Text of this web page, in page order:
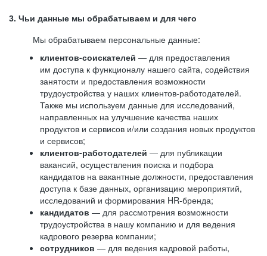
3. Чьи данные мы обрабатываем и для чего
Мы обрабатываем персональные данные:
клиентов-соискателей — для предоставления
им доступа к функционалу нашего сайта, содействия
занятости и предоставления возможности
трудоустройства у наших клиентов-работодателей.
Также мы используем данные для исследований,
направленных на улучшение качества наших
продуктов и сервисов и/или создания новых продуктов
и сервисов;
клиентов-работодателей — для публикации
вакансий, осуществления поиска и подбора
кандидатов на вакантные должности, предоставления
доступа к базе данных, организацию мероприятий,
исследований и формирования HR-бренда;
кандидатов — для рассмотрения возможности
трудоустройства в нашу компанию и для ведения
кадрового резерва компании;
сотрудников — для ведения кадровой работы,